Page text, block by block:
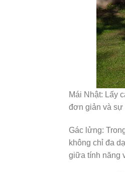
Mái Nhật: Lấy
đơn giản và sự
Gác lửng:
không chỉ đa
giữa tính năng